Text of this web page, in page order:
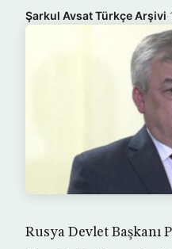
Şarkul Avsat Türkçe Arşivi·
Rusya Devlet Başkanı